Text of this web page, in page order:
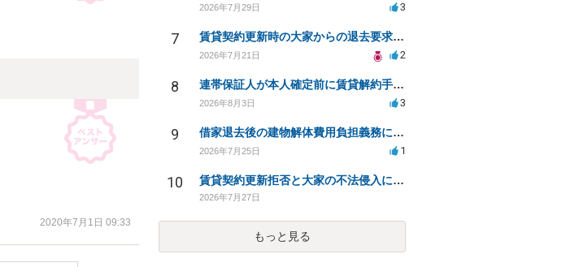
2020年7月1日 09:33
2026年7月29日 3
7 賃貸契約更新時の大家からの退去要求への法的対応方法は？
2026年7月21日 2
8 連帯保証人が本人確定前に賃貸解約手続きをすることに関して
2026年8月3日 3
9 借家退去後の建物解体費用負担義務についての法的相談（補足説明修正）
2026年7月25日 1
10 賃貸契約更新拒否と大家の不法侵入についての法的対処方法は？
2026年7月27日
もっと見る